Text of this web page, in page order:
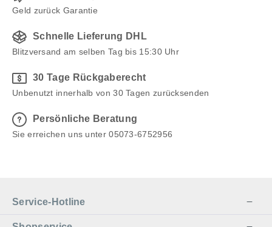
Geld zurück Garantie
Schnelle Lieferung DHL
Blitzversand am selben Tag bis 15:30 Uhr
30 Tage Rückgaberecht
Unbenutzt innerhalb von 30 Tagen zurücksenden
Persönliche Beratung
Sie erreichen uns unter 05073-6752956
Service-Hotline